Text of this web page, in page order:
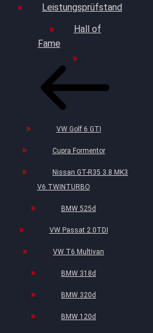
Leistungsprüfstand
Hall of
Fame
VW Golf 6 GTI
Cupra Formentor
Nissan GT-R35 3.8 MK3
V6 TWINTURBO
BMW 525d
VW Passat 2.0TDI
VW T6 Multivan
BMW 318d
BMW 320d
BMW 120d